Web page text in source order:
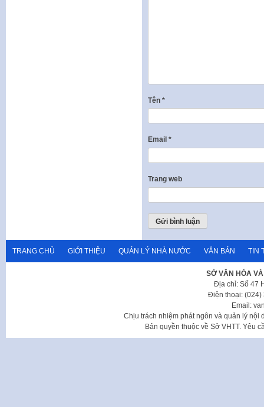
Tên *
Email *
Trang web
TRANG CHỦ GIỚI THIỆU QUẢN LÝ NHÀ NƯỚC VĂN BẢN TIN
SỞ VĂN HÓA
Địa chỉ: Số 47
Điện thoại: (024)
Email:
Chịu trách nhiệm phát ngôn và quản lý nội
Bản quyền thuộc về Sở VHTT. Yêu